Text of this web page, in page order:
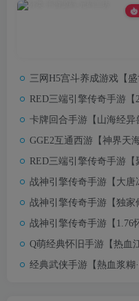
三网H5宫斗养成游戏【盛世芳華H5多区跨服代金券内购优化版】8
RED三端引擎传奇手游【2003我本沉默三职业
卡牌回合手游【山海经异兽录11赛季全人物代金券内购版】最新整理
GGE2互通西游【神界天海西柚】最新整理Win系服务端+
RED三端引擎传奇手游【聚义木剑沉默高仿嘟嘟沉默
战神引擎传奇手游【大唐冰雪完整版裤衩7.0免授权】最新整理
战神引擎传奇手游【独家修复三职业岁月无限刀-白猪3.0】最新整
战神引擎传奇手游【1.76怀旧月光金币版三职业】7月最新整理
Q萌经典怀旧手游【热血江湖9职业之欢聚江湖自动环境版】最新整理
经典武侠手游【熱血浆糊·歸來代金券内购七职业精修版】7月最新整理